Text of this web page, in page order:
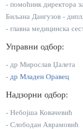
- помоћник директора
Биљана Дангузов -
- главна медицинска
Управни одбор:
- др Мирослав Џалета
- др Младен Оравец
Надзорни одбор:
- Небојша Ковачевић
- Слободан Аврамовић